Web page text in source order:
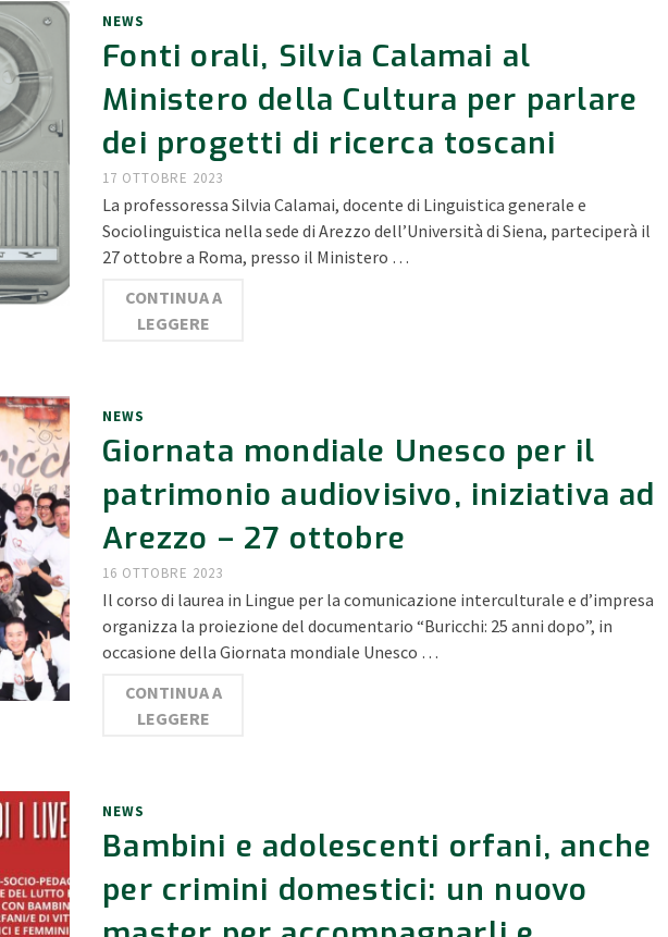
NEWS
Fonti orali, Silvia Calamai al
Ministero della Cultura per parlare
dei progetti di ricerca toscani
17 OTTOBRE 2023
La professoressa Silvia Calamai, docente di Linguistica generale e
Sociolinguistica nella sede di Arezzo dell’Università di Siena, parteciperà il
27 ottobre a Roma, presso il Ministero …
CONTINUA A
LEGGERE
NEWS
Giornata mondiale Unesco per il
patrimonio audiovisivo, iniziativa ad
Arezzo – 27 ottobre
16 OTTOBRE 2023
Il corso di laurea in Lingue per la comunicazione interculturale e d’impresa
organizza la proiezione del documentario “Buricchi: 25 anni dopo”, in
occasione della Giornata mondiale Unesco …
CONTINUA A
LEGGERE
NEWS
Bambini e adolescenti orfani, anche
per crimini domestici: un nuovo